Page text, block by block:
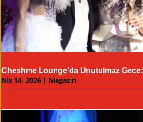
Cheshme Lounge’da Unutulmaz Gece:
Nis 14, 2026 | Magazin